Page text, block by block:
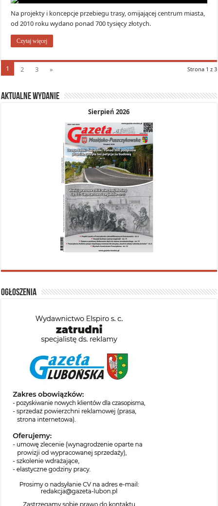
Na projekty i koncepcje przebiegu trasy, omijającej centrum miasta,
od 2010 roku wydano ponad 700 tysięcy złotych.
Czytaj więcej
Strona 1 z 3
1 2 3 »
Aktualne wydanie
Sierpień 2026
Ogłoszenia